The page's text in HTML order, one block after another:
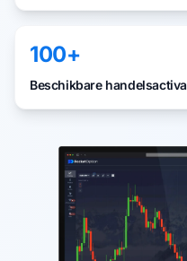
100+
Beschikbare handelsactiva